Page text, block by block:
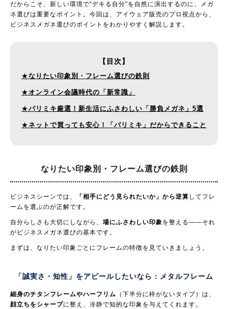
だからこそ、新しい環境で“デキる自分”を自然に演出するのに、メガ
ネ選びは重要なポイント。今回は、アイウェア販売のプロ視点から、
ビジネスメガネ選びのポイントをわかりやすく解説します。
【目次】
★なりたい印象別・フレーム選びの鉄則
★オンライン会議時代の「新常識」
★パリミキ厳選！新生活にふさわしい「勝負メガネ」5選
★ネットで買っても安心！「パリミキ」だからできること
なりたい印象別・ フレーム選びの鉄則
ビジネスシーンでは、 「相手にどう見られたいか」から逆算 してフレ
ームを選ぶのが正解です。
自分らしさも大切にしながら、 場にふさわしい印象を整える——それ
がビジネスメガネ選びの基本です。
まずは、なりたい印象ごとにフレームの特徴を見ていきましょう。
「誠実さ・知性」をアピールしたいなら： メタルフレーム
細身のチタンフレームやハーフリム （下半分に枠がないタイプ）は、
顔立ちをシャープに整え、冷静で知的な印象を与えてくれます。